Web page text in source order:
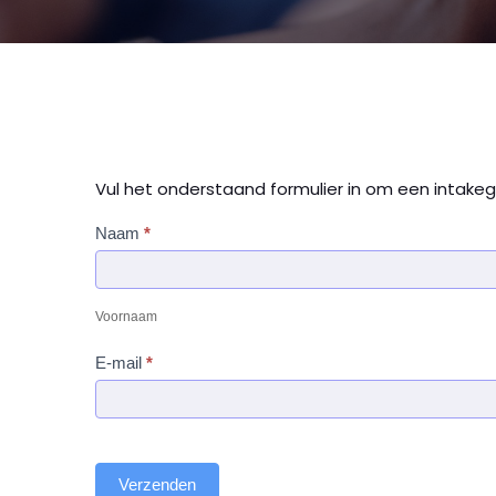
Vul het onderstaand formulier in om een
Intakegesprek
aanvragen
Naam *
Voornaam
E-mail *
Verzenden
I
n
d
i
n
e
e